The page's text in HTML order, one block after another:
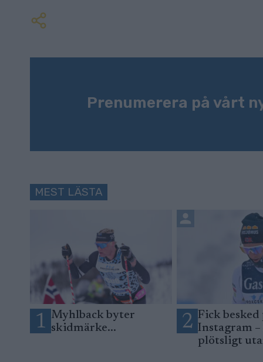
Prenumerera på vårt
MEST LÄSTA
1 Myhlback byter
skidmärke...
2 Fick besked
Instagram –
plötsligt